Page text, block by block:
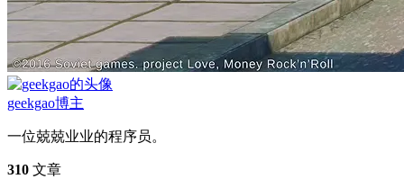
geekgao博主
一位兢兢业业的程序员。
310 文章